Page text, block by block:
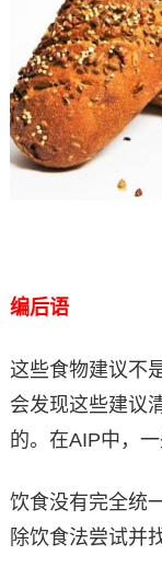
编后语
这些食物建议不
会发现这些建议
的。在AIP中，
饮食没有完全统
除饮食法尝试并